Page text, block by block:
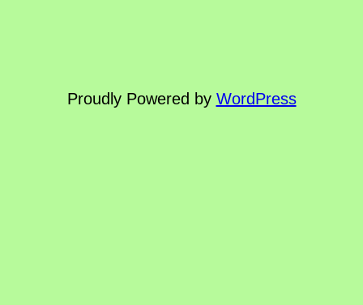
Proudly Powered by WordPress